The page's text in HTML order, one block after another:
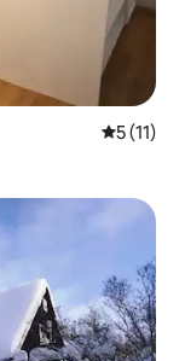
5 de uma
5 (11)